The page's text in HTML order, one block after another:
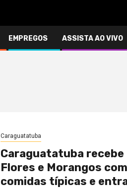
EMPREGOS ASSISTA AO VIVO
Caraguatatuba
Caraguatatuba recebe
Flores e Morangos
comidas típicas e